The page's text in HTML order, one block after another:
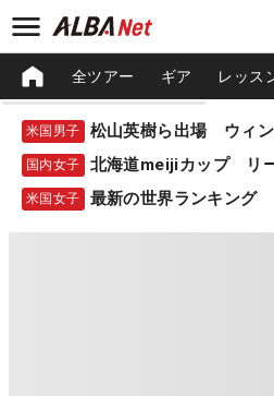
全ツアー ギア レッス
米国男子
国内女子 北海道meijiカップ リ
米国女子 最新の世界ランキング